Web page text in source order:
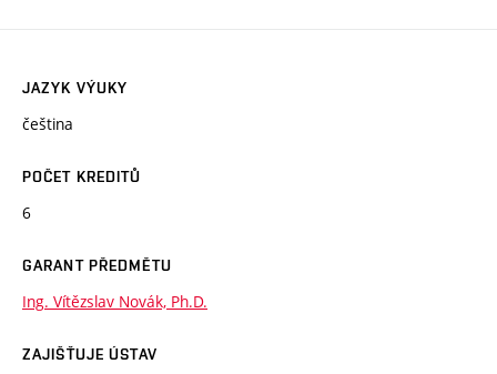
JAZYK VÝUKY
čeština
POČET KREDITŮ
6
GARANT PŘEDMĚTU
Ing. Vítězslav Novák, Ph.D.
ZAJIŠŤUJE ÚSTAV